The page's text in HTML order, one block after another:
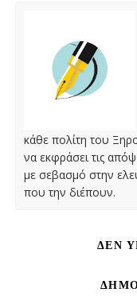
κάθε πολίτη του
να εκφράσει τις
με σεβασμό στην
που την διέπουν.
ΔΕΝ